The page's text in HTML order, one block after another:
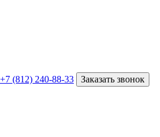
+7 (812) 240-88-33 Заказать звонок